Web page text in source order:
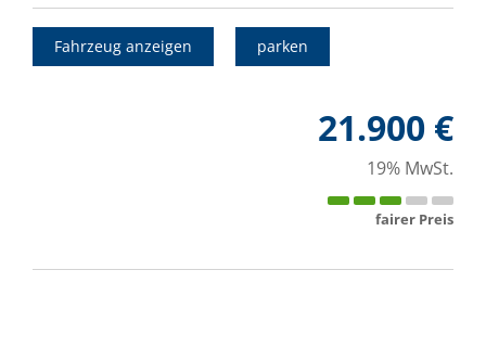
Fahrzeug anzeigen parken
21.900 €
19% MwSt.
fairer Preis